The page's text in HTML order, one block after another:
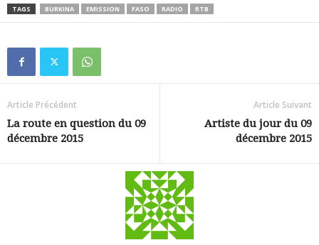
TAGS BURKINA EMISSION FASO RADIO RTB
Article Précédent
La route en question du 09
décembre 2015
Article Suivant
Artiste du jour du 09
décembre 2015